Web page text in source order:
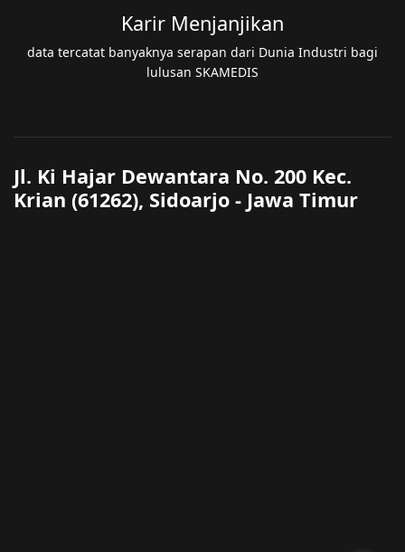
Karir Menjanjikan
data tercatat banyaknya serapan dari Dunia Industri bagi
lulusan SKAMEDIS
Jl. Ki Hajar Dewantara No. 200 Kec.
Krian (61262), Sidoarjo - Jawa Timur